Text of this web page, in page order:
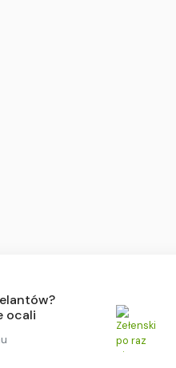
ocali